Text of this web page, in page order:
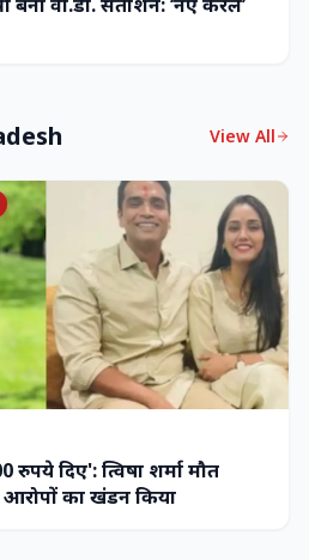
View All
दिए': त्विषा शर्मा मौत
का खंडन किया